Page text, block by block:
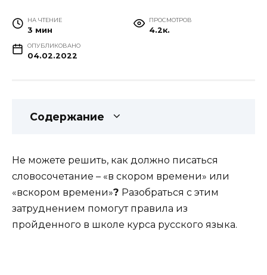
НА ЧТЕНИЕ
3 мин
ПРОСМОТРОВ
4.2к.
ОПУБЛИКОВАНО
04.02.2022
Содержание
Не можете решить, как должно писаться
словосочетание – «в скором времени» или
«вскором времени»? Разобраться с этим
затруднением помогут правила из
пройденного в школе курса русского языка.